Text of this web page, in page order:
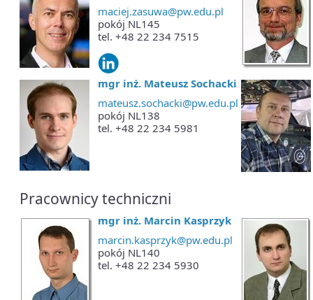
maciej.zasuwa@pw.edu.pl
pokój NL145
tel. +48 22 234 7515
mgr inż. Mateusz Sochacki
mateusz.sochacki@pw.edu.pl
pokój NL138
tel. +48 22 234 5981
Pracownicy techniczni
mgr inż. Marcin Kasprzyk
marcin.kasprzyk@pw.edu.pl
pokój NL140
tel. +48 22 234 5930